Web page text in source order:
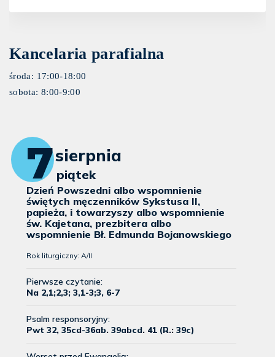
Kancelaria parafialna
środa: 17:00-18:00
sobota: 8:00-9:00